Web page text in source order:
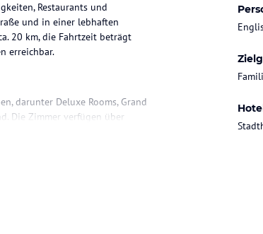
Restaurants und
und in einer lebhaften
20 km, die Fahrtzeit beträgt
erreichbar.
darunter Deluxe Rooms, Grand
Die Zimmer verfügen über
und hochwertige